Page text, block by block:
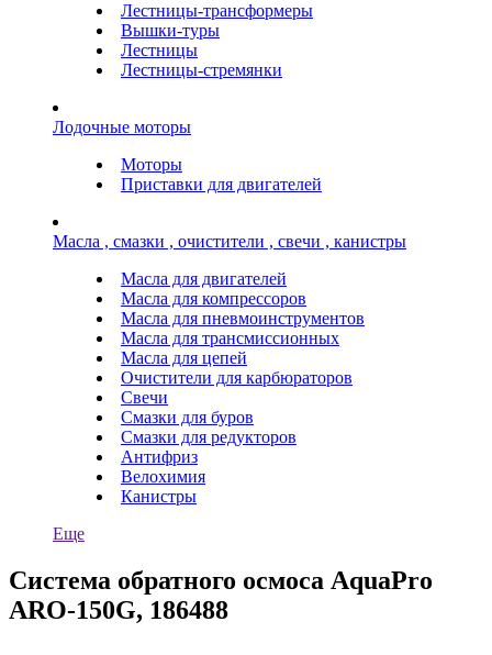
Лестницы-трансформеры
Вышки-туры
Лестницы
Лестницы-стремянки
Лодочные моторы
Моторы
Приставки для двигателей
Масла , смазки , очистители , свечи , канистры
Масла для двигателей
Масла для компрессоров
Масла для пневмоинструментов
Масла для трансмиссионных
Масла для цепей
Очистители для карбюраторов
Свечи
Смазки для буров
Смазки для редукторов
Антифриз
Велохимия
Канистры
Еще
Система обратного осмоса AquaPro
ARO-150G, 186488